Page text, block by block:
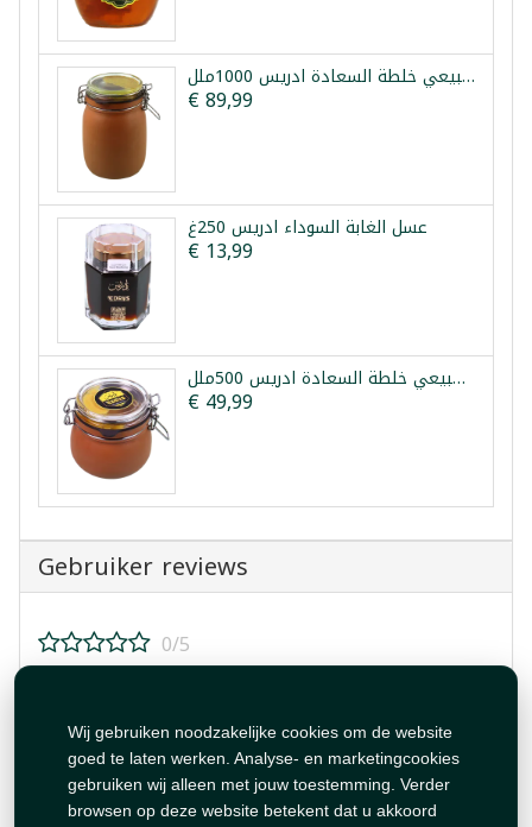
Wij gebruiken noodzakelijke cookies om de website
goed te laten werken. Analyse- en marketingcookies
gebruiken wij alleen met jouw toestemming. Verder
browsen op deze website betekent dat u akkoord
عسل طبيعي خلطة السعادة ادريس 1000ملل
€ 89,99
عسل الغابة السوداء ادريس 250غ
€ 13,99
عسل طبيعي خلطة السعادة ادريس 500ملل
€ 49,99
Gebruiker reviews
0/5